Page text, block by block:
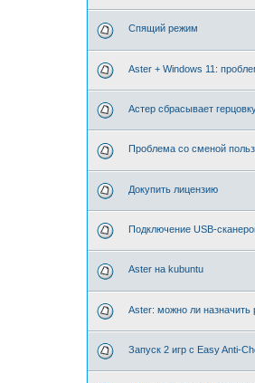
Спящий режим
Aster + Windows 11:
Астер сбрасывает
Проблема со сменой
Докупить лицензию
Подключение USB-
Aster на kubuntu
Aster: можно ли назначить
Запуск 2 игр с Easy Anti-